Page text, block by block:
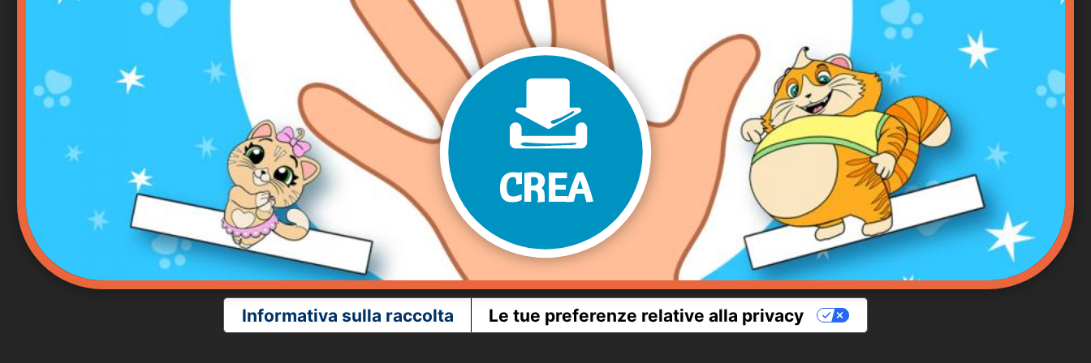
CREA
Informativa sulla raccolta Le tue preferenze relative alla privacy